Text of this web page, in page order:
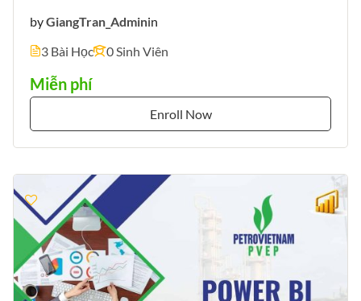
byGiangTran_Adminin
3 Bài Học
0 Sinh Viên
Miễn phí
Enroll Now